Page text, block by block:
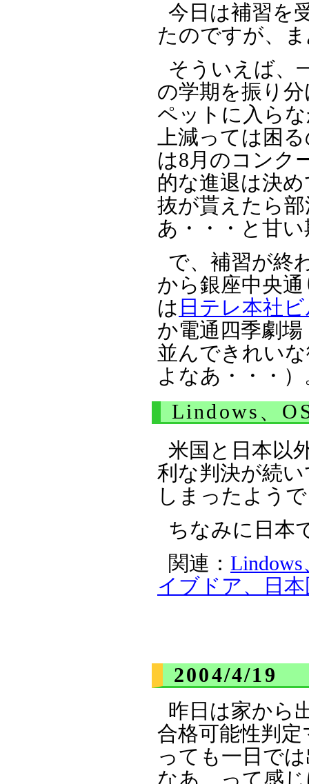
今日は補習を
たのですが、
そういえば、
の学期を振り
ペットに入ら
上減っては困
は8月のコンク
的な進退は決
抜が貰えたら
あ・・・と甘
で、補習が終
から銀座中央
は 日テレ本社
か電通四季劇
並んできれい
よなあ・・・）
Lindows、
米国と日本以
利な判決が続
しまったよう
ちなみに日本
関連：
イブドア、日
2004/4/19
昨日は家から
合格可能性判
っても一日で
なあ、って感